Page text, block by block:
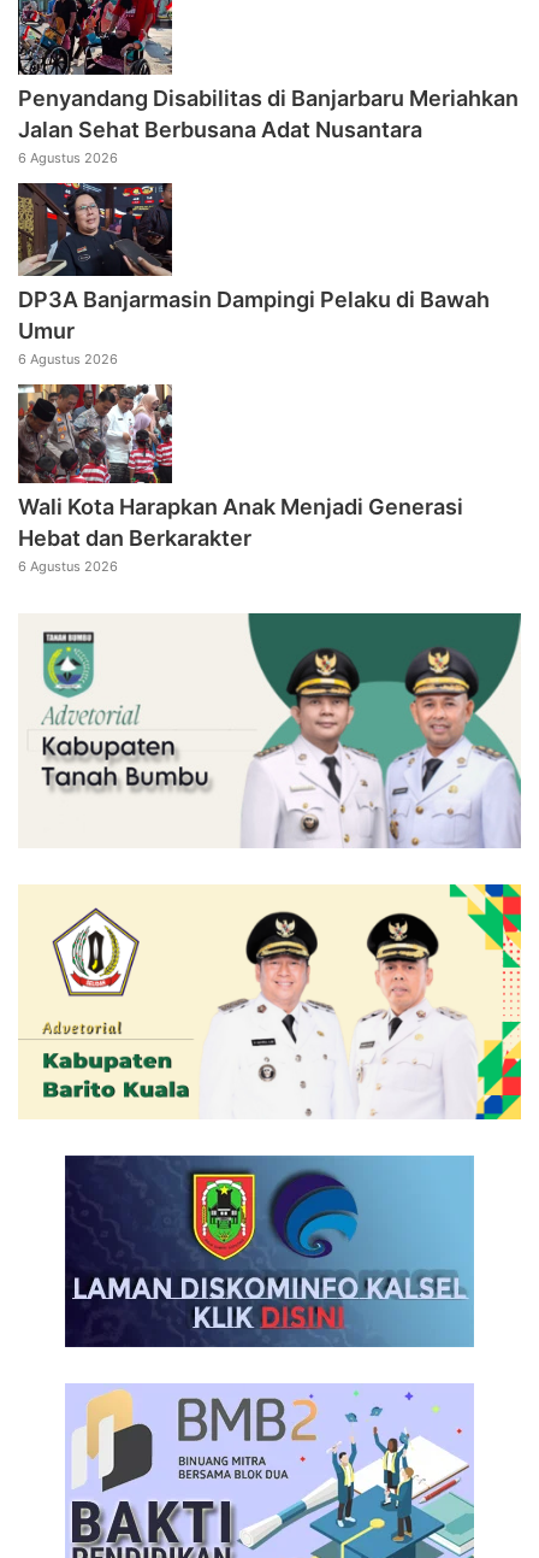
Penyandang Disabilitas di Banjarbaru Meriahkan
Jalan Sehat Berbusana Adat Nusantara
6 Agustus 2026
DP3A Banjarmasin Dampingi Pelaku di Bawah
Umur
6 Agustus 2026
Wali Kota Harapkan Anak Menjadi Generasi
Hebat dan Berkarakter
6 Agustus 2026